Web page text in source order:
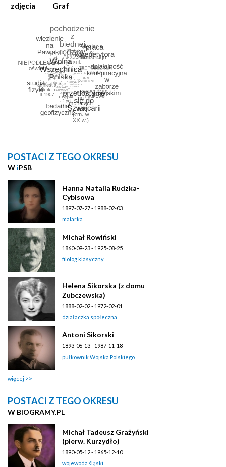
zdjęcia Graf
POSTACI Z TEGO OKRESU
W iPSB
Hanna Natalia Rudzka-
Cybisowa
1897-07-27 - 1988-02-03
malarka
Michał Rowiński
1860-09-23 - 1925-08-25
filolog klasyczny
Helena Sikorska (z domu
Zubczewska)
1888-02-02 - 1972-02-01
działaczka społeczna
Antoni Sikorski
1893-06-13 - 1987-11-18
pułkownik Wojska Polskiego
więcej
POSTACI Z TEGO OKRESU
W BIOGRAMY.PL
Michał Tadeusz Grażyński
(pierw. Kurzydło)
1890-05-12 - 1965-12-10
wojewoda śląski